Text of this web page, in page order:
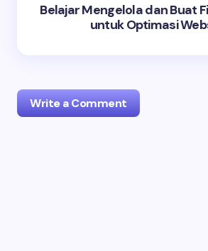
Belajar Mengelola dan Buat
untuk Optimasi
Write a Comment